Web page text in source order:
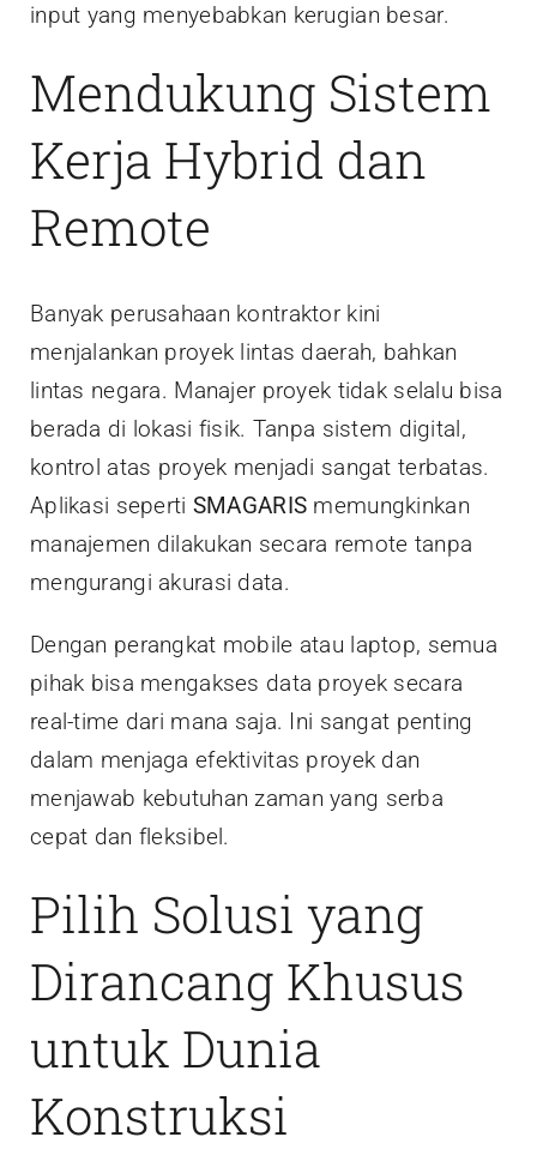
input yang menyebabkan kerugian besar.
Mendukung Sistem
Kerja Hybrid dan
Remote
Banyak perusahaan kontraktor kini
menjalankan proyek lintas daerah, bahkan
lintas negara. Manajer proyek tidak selalu bisa
berada di lokasi fisik. Tanpa sistem digital,
kontrol atas proyek menjadi sangat terbatas.
Aplikasi seperti SMAGARIS memungkinkan
manajemen dilakukan secara remote tanpa
mengurangi akurasi data.
Dengan perangkat mobile atau laptop, semua
pihak bisa mengakses data proyek secara
real-time dari mana saja. Ini sangat penting
dalam menjaga efektivitas proyek dan
menjawab kebutuhan zaman yang serba
cepat dan fleksibel.
Pilih Solusi yang
Dirancang Khusus
untuk Dunia
Konstruksi